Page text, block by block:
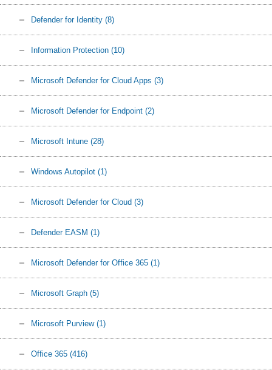
Defender for Identity (8)
Information Protection (10)
Microsoft Defender for Cloud Apps (3)
Microsoft Defender for Endpoint (2)
Microsoft Intune (28)
Windows Autopilot (1)
Microsoft Defender for Cloud (3)
Defender EASM (1)
Microsoft Defender for Office 365 (1)
Microsoft Graph (5)
Microsoft Purview (1)
Office 365 (416)